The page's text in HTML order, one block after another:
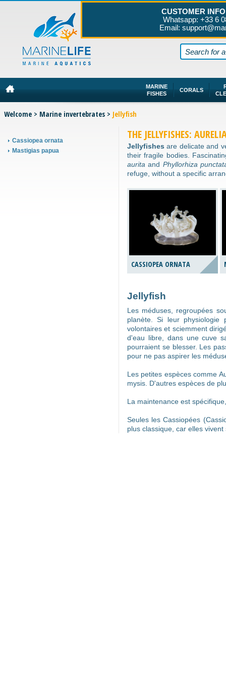
Welcome > Marine invertebrates > Jellyfish
Cassiopea ornata
Mastigias papua
THE JELLYFISHES:
Jellyfishes are delicate and
their fragile bodies.
aurita and Phyllorhiza
refuge, without a specific
CASSIOPEA ORNATA
Jellyfish
Les méduses, regroupées
planète. Si leur physiologie
volontaires et sciemment
d'eau libre, dans une cuve
pourraient se blesser. Les
pour ne pas aspirer les
Les petites espèces comme
mysis. D'autres espèces de
La maintenance est
Seules les Cassiopées
plus classique, car elles
MARINE
FISHES
CORALS
CUSTOMER
Whatsapp: +33 6
Email: